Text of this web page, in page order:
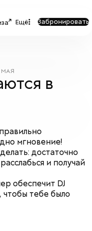
Ещё Забронировать
МАЯ
в
мгновение!
достаточно
расслабься и получай
обеспечит DJ
чтобы тебе было